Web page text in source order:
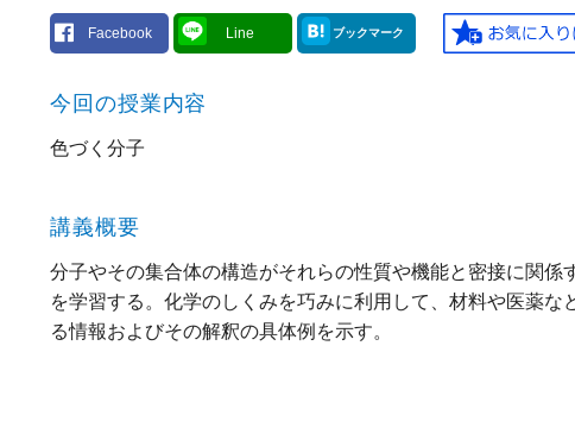
Facebook Line ブックマーク
今回の授業内容
色づく分子
講義概要
分子やその集合体の構造がそれらの性質や機能と密接に関
を学習する。化学のしくみを巧みに利用して、材料や医薬
る情報およびその解釈の具体例を示す。